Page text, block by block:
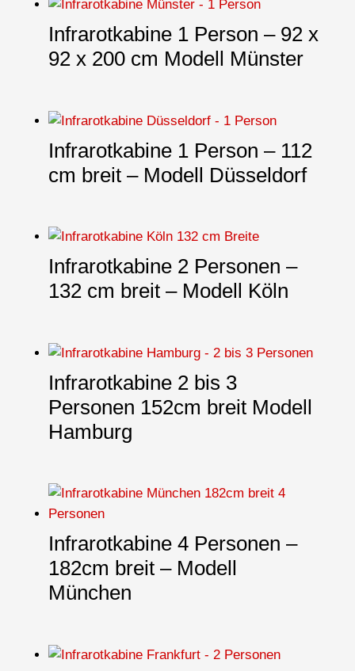
Infrarotkabine 1 Person – 92 x
92 x 200 cm Modell Münster
Infrarotkabine 1 Person – 112
cm breit – Modell Düsseldorf
Infrarotkabine 2 Personen –
132 cm breit – Modell Köln
Infrarotkabine 2 bis 3
Personen 152cm breit Modell
Hamburg
Infrarotkabine 4 Personen –
182cm breit – Modell
München